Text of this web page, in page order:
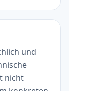
und
nicht